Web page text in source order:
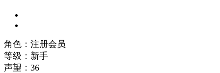
角色：注册会员
等级：新手
声望： 36